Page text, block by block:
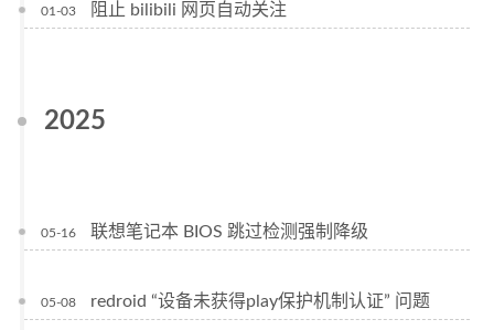
01-03 阻止 bilibili 网页自动关注
2025
05-16 联想笔记本 BIOS 跳过检测强制降级
05-08 redroid “设备未获得play保护机制认证” 问题